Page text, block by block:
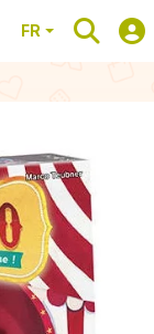
FR